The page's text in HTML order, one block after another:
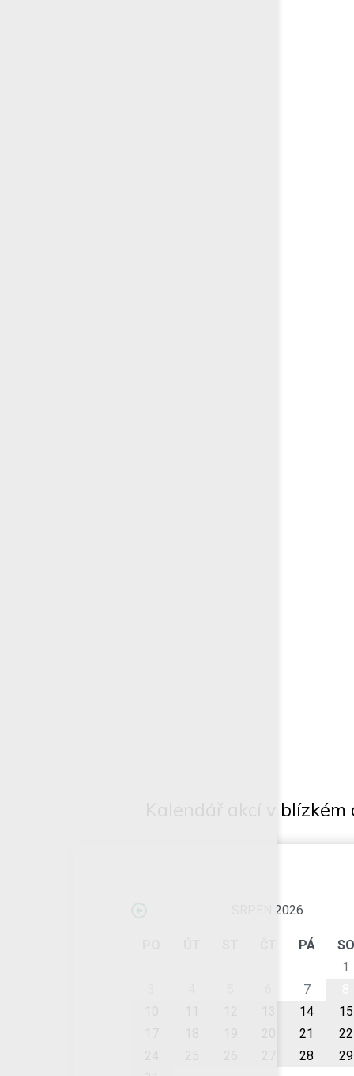
Kalendář akcí v blízkém
SRPEN 2026
PÁ
SO
1
7
14
15
21
22
28
29